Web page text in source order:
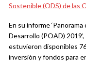
Sostenible (ODS) de las
En su informe
Desarrollo (POAD)
estuvieron disponibles
inversión y fondos para